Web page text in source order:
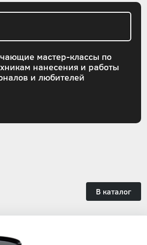
мастер-классы по
нанесения и работы
и любителей
В каталог